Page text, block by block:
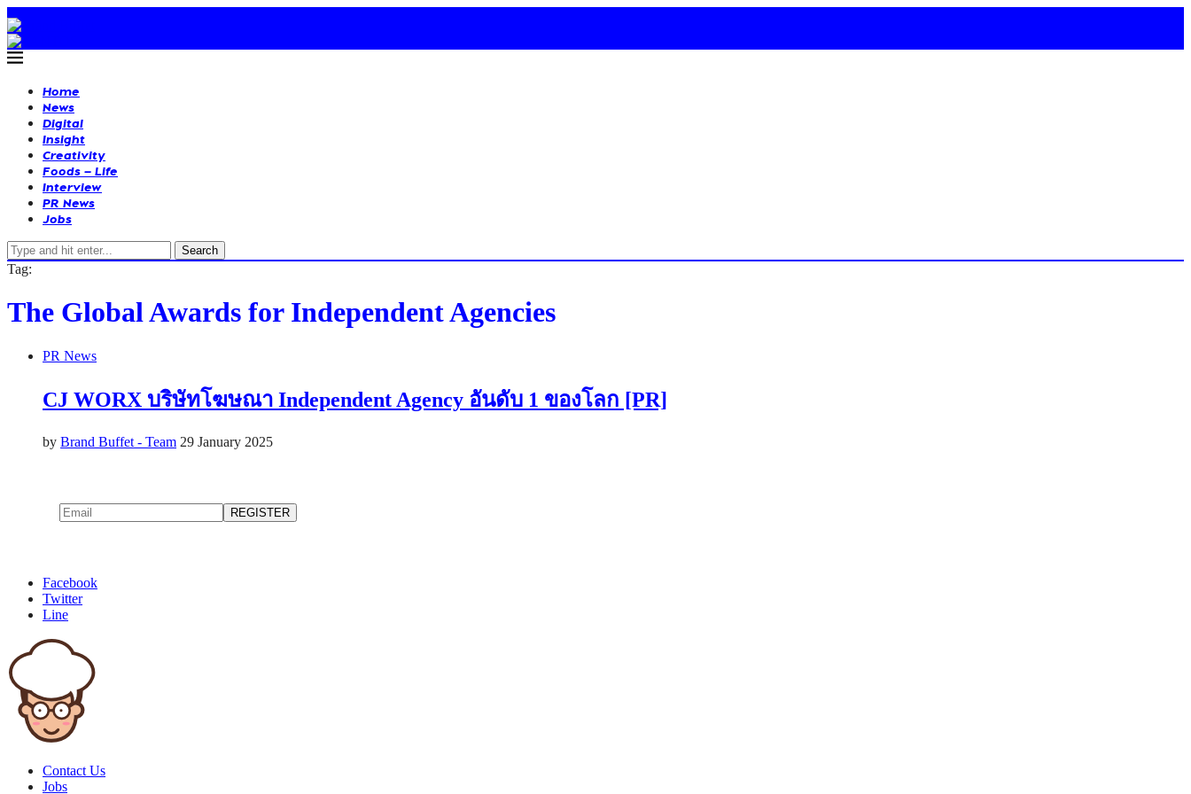
Home
News
Digital
Insight
Creativity
Foods – Life
Interview
PR News
Jobs
Search
Tag:
The Global Awards for Independent Agencies
PR News
CJ WORX บริษัทโฆษณา Independent Agency อันดับ 1 ของโลก [PR]
by Brand Buffet - Team 29 January 2025
Facebook
Twitter
Line
Contact Us
Jobs